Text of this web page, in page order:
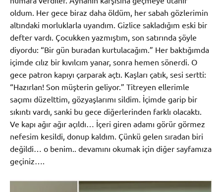
oldum. Her gece biraz daha öldüm, her sabah gözlerimin
altındaki morluklarla uyandım. Gizlice sakladığım eski bir
defter vardı. Çocukken yazmıştım, son satırında şöyle
diyordu: “Bir gün buradan kurtulacağım.” Her baktığımda
içimde cılız bir kıvılcım yanar, sonra hemen sönerdi. O
gece patron kapıyı çarparak açtı. Kaşları çatık, sesi sertti:
“Hazırlan! Son müşterin geliyor.” Titreyen ellerimle
saçımı düzelttim, gözyaşlarımı sildim. İçimde garip bir
sıkıntı vardı, sanki bu gece diğerlerinden farklı olacaktı.
Ve kapı ağır ağır açıldı… İçeri giren adamı görür görmez
nefesim kesildi, donup kaldım. Çünkü gelen sıradan biri
değildi… o benim.. devamını okumak için diğer sayfamıza
geçiniz….